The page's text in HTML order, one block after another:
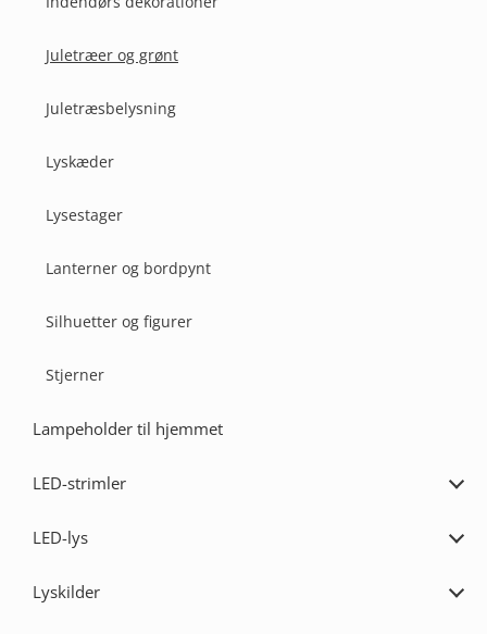
Juletræer og grønt
Juletræsbelysning
Lyskæder
Lysestager
Lanterner og bordpynt
Silhuetter og figurer
Stjerner
Lampeholder til hjemmet
LED-strimler
LED-lys
Lyskilder